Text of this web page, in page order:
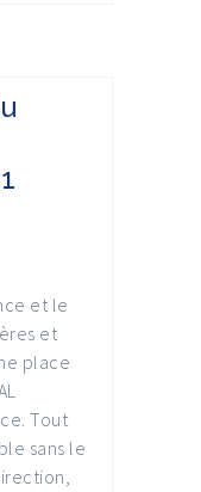
et le
et
place
Tout
sans le